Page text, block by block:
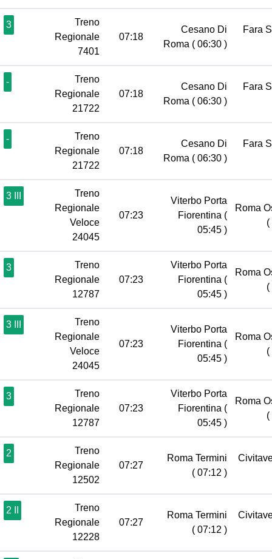
3
Treno
Regionale
7401
07:18
Cesano Di
Roma ( 06:30 )
Fara
-
Treno
Regionale
21722
07:18
Cesano Di
Roma ( 06:30 )
Fara
-
Treno
Regionale
21722
07:18
Cesano Di
Roma ( 06:30 )
Fara
3 III
Treno
Regionale
Veloce
24045
07:23
Viterbo Porta
Fiorentina (
05:45 )
Roma
(
3
Treno
Regionale
12787
07:23
Viterbo Porta
Fiorentina (
05:45 )
Roma
(
3 III
Treno
Regionale
Veloce
24045
07:23
Viterbo Porta
Fiorentina (
05:45 )
Roma
(
3
Treno
Regionale
12787
07:23
Viterbo Porta
Fiorentina (
05:45 )
Roma
(
2
Treno
Regionale
12502
07:27
Roma Termini
( 07:12 )
2 II
Treno
Regionale
12228
07:27
Roma Termini
( 07:12 )